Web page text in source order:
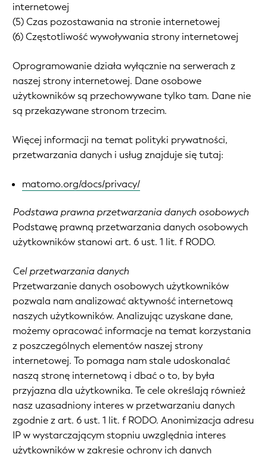
internetowej
(5) Czas pozostawania na stronie internetowej
(6) Częstotliwość wywoływania strony internetowej
Oprogramowanie działa wyłącznie na serwerach z
naszej strony internetowej. Dane osobowe
użytkowników są przechowywane tylko tam. Dane nie
są przekazywane stronom trzecim.
Więcej informacji na temat polityki prywatności,
przetwarzania danych i usług znajduje się tutaj:
matomo.org/docs/privacy/
Podstawa prawna przetwarzania danych osobowych
Podstawę prawną przetwarzania danych osobowych
użytkowników stanowi art. 6 ust. 1 lit. f RODO.
Cel przetwarzania danych
Przetwarzanie danych osobowych użytkowników
pozwala nam analizować aktywność internetową
naszych użytkowników. Analizując uzyskane dane,
możemy opracować informacje na temat korzystania
z poszczególnych elementów naszej strony
internetowej. To pomaga nam stale udoskonalać
naszą stronę internetową i dbać o to, by była
przyjazna dla użytkownika. Te cele określają również
nasz uzasadniony interes w przetwarzaniu danych
zgodnie z art. 6 ust. 1 lit. f RODO. Anonimizacja adresu
IP w wystarczającym stopniu uwzględnia interes
użytkowników w zakresie ochrony ich danych